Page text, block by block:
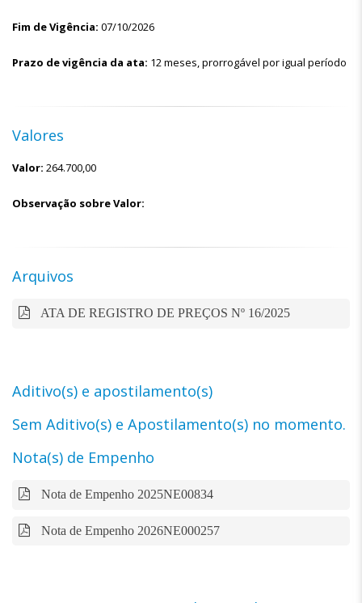
Fim de Vigência: 07/10/2026
Prazo de vigência da ata: 12 meses, prorrogável por igual período
Valores
Valor: 264.700,00
Observação sobre Valor:
Arquivos
ATA DE REGISTRO DE PREÇOS Nº 16/2025
Aditivo(s) e apostilamento(s)
Sem Aditivo(s) e Apostilamento(s) no momento.
Nota(s) de Empenho
Nota de Empenho 2025NE00834
Nota de Empenho 2026NE000257